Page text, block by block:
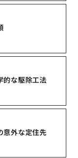
的な駆除工法
意外な定住先